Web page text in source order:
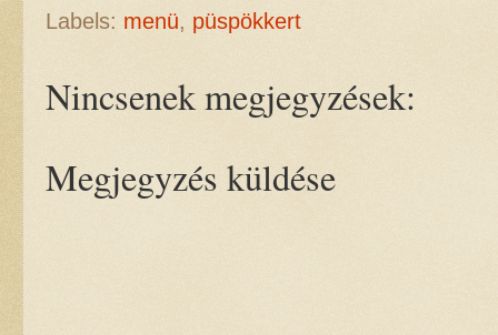
Labels: menü, püspökkert
Nincsenek megjegyzések:
Megjegyzés küldése